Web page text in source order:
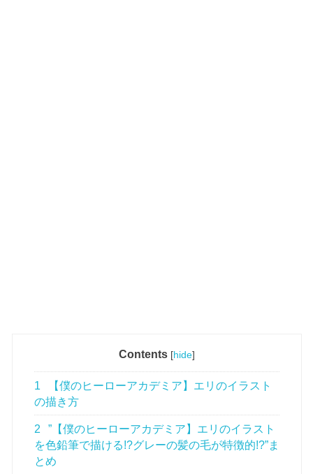
Contents [hide]
1
【僕のヒーローアカデミア】エリのイラスト
の描き方
2
”【僕のヒーローアカデミア】エリのイラスト
を色鉛筆で描ける!?グレーの髪の毛が特徴的!?”ま
とめ